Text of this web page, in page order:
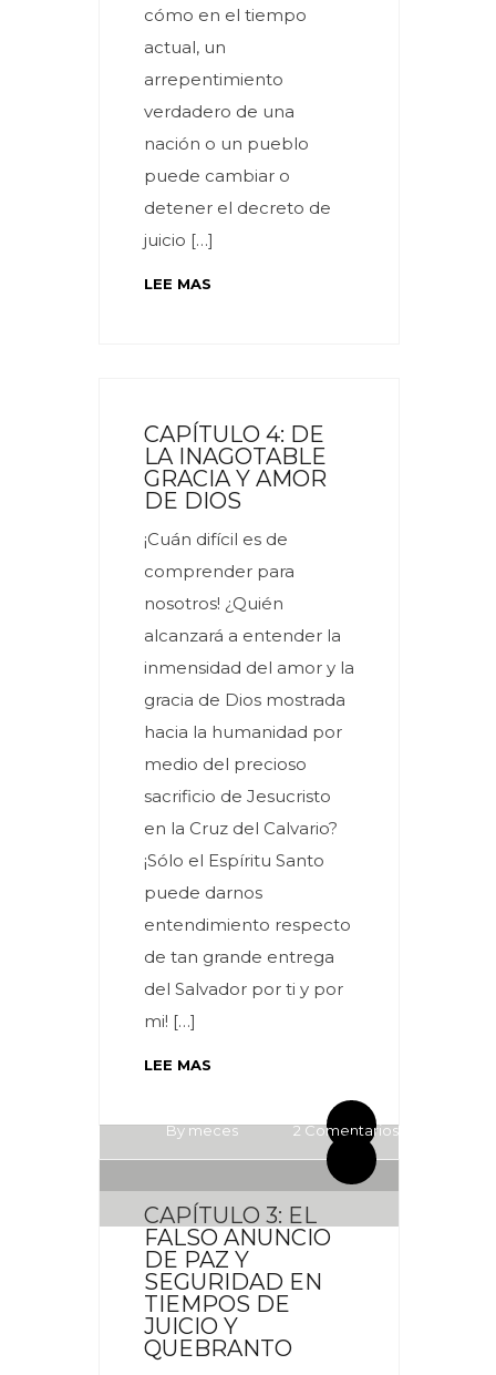
cómo en el tiempo
actual, un
arrepentimiento
verdadero de una
nación o un pueblo
puede cambiar o
detener el decreto de
juicio […]
LEE MAS
CAPÍTULO 4: DE
LA INAGOTABLE
GRACIA Y AMOR
DE DIOS
¡Cuán difícil es de
comprender para
nosotros! ¿Quién
alcanzará a entender la
inmensidad del amor y la
gracia de Dios mostrada
hacia la humanidad por
medio del precioso
sacrificio de Jesucristo
en la Cruz del Calvario?
¡Sólo el Espíritu Santo
puede darnos
entendimiento respecto
de tan grande entrega
del Salvador por ti y por
mi! […]
LEE MAS
By meces
2 Comentarios
CAPÍTULO 3: EL
FALSO ANUNCIO
DE PAZ Y
SEGURIDAD EN
TIEMPOS DE
JUICIO Y
QUEBRANTO